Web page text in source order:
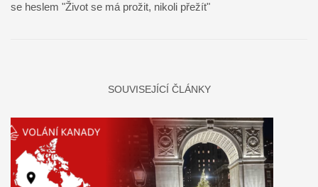
se heslem "Život se má prožit, nikoli přežít"
SOUVISEJÍCÍ ČLÁNKY